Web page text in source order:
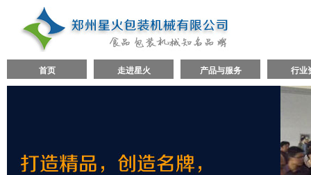
首页 走进星火 产品与服务 行业